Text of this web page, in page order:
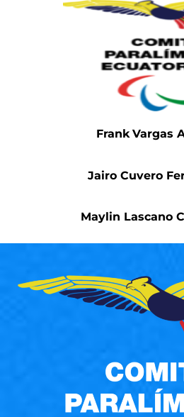
Frank Vargas
Jairo Cuvero
Maylin Lascano